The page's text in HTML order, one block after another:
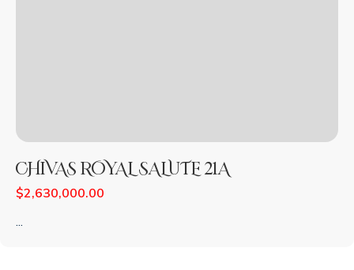
CHIVAS ROYAL SALUTE 21A
$2,630,000.00
...